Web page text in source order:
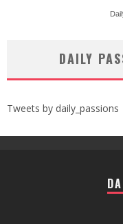
DAILY
Tweets by daily_passions